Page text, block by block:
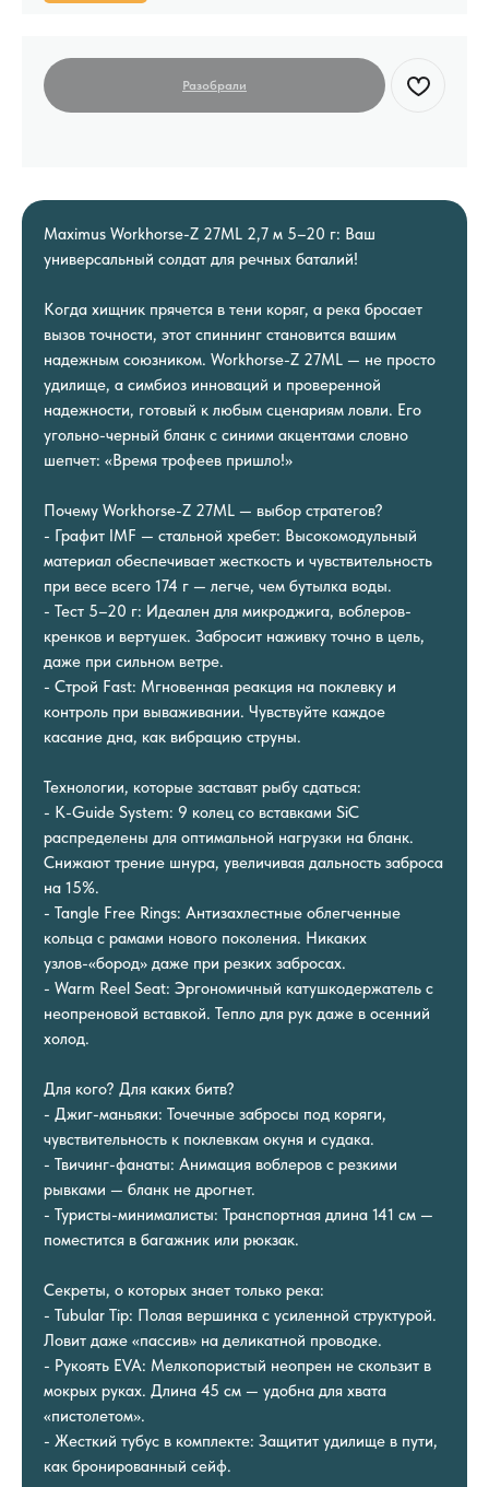
Maximus Workhorse-Z 27ML 2,7 м 5–20 г: Ваш
универсальный солдат для речных баталий!
Когда хищник прячется в тени коряг, а река бросает
вызов точности, этот спиннинг становится вашим
надежным союзником. Workhorse-Z 27ML — не просто
удилище, а симбиоз инноваций и проверенной
надежности, готовый к любым сценариям ловли. Его
угольно-черный бланк с синими акцентами словно
шепчет: «Время трофеев пришло!»
Почему Workhorse-Z 27ML — выбор стратегов?
- Графит IMF — стальной хребет: Высокомодульный
материал обеспечивает жесткость и чувствительность
при весе всего 174 г — легче, чем бутылка воды.
- Тест 5–20 г: Идеален для микроджига, воблеров-
кренков и вертушек. Забросит наживку точно в цель,
даже при сильном ветре.
- Строй Fast: Мгновенная реакция на поклевку и
контроль при вываживании. Чувствуйте каждое
касание дна, как вибрацию струны.
Технологии, которые заставят рыбу сдаться:
- K-Guide System: 9 колец со вставками SiC
распределены для оптимальной нагрузки на бланк.
Снижают трение шнура, увеличивая дальность заброса
на 15%.
- Tangle Free Rings: Антизахлестные облегченные
кольца с рамами нового поколения. Никаких
узлов-«бород» даже при резких забросах.
- Warm Reel Seat: Эргономичный катушкодержатель с
неопреновой вставкой. Тепло для рук даже в осенний
холод.
Для кого? Для каких битв?
- Джиг-маньяки: Точечные забросы под коряги,
чувствительность к поклевкам окуня и судака.
- Твичинг-фанаты: Анимация воблеров с резкими
рывками — бланк не дрогнет.
- Туристы-минималисты: Транспортная длина 141 см —
поместится в багажник или рюкзак.
Секреты, о которых знает только река:
- Tubular Tip: Полая вершинка с усиленной структурой.
Ловит даже «пассив» на деликатной проводке.
- Рукоять EVA: Мелкопористый неопрен не скользит в
мокрых руках. Длина 45 см — удобна для хвата
«пистолетом».
- Жесткий тубус в комплекте: Защитит удилище в пути,
как бронированный сейф.